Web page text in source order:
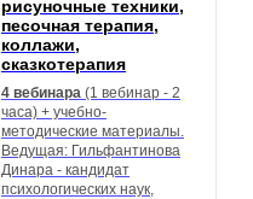
рисуночные техники,
песочная терапия,
коллажи,
сказкотерапия
4 вебинара (1 вебинар - 2
часа) + учебно-
методические материалы.
Ведущая: Гильфантинова
Динара - кандидат
психологических наук,